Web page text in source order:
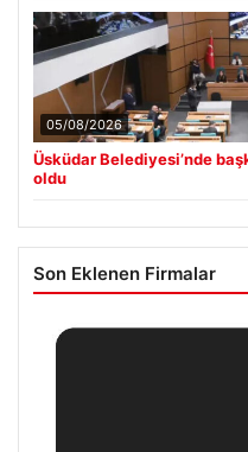
05/08/2026
Üsküdar Belediyesi’nde
oldu
Son Eklenen Firmalar